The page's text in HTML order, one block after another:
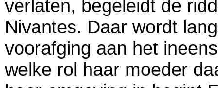
verlaten, begeleidt de
Nivantes. Daar wordt
voorafging aan het
welke rol haar moeder